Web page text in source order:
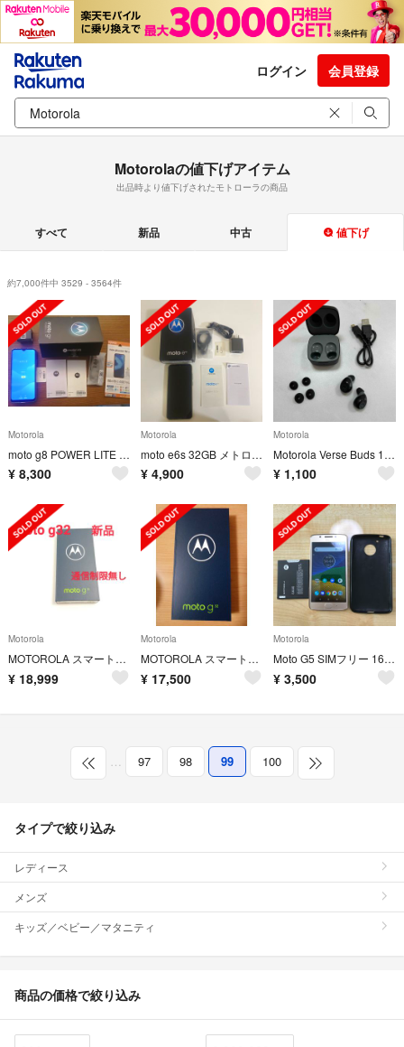
ログイン 会員登録
Motorolaの値下げアイテム
出品時より値下げされたモトローラの商品
すべて 新品 中古 値下げ
約7,000件中 3529 - 3564件
Motorola
moto g8 POWER LITE (SIMフリー)
¥ 8,300
Motorola
moto e6s 32GB メトログレー SIMフリー
¥ 4,900
Motorola
Motorola Verse Buds 100 ワイヤレスイヤホン
¥ 1,100
Motorola
MOTOROLA スマートフォン moto g32 ミネラルグレイ PAUV00
¥ 18,999
Motorola
MOTOROLA スマートフォン moto g32 サテンシルバー PAUV00
¥ 17,500
Motorola
Moto G5 SIMフリー 16GB 【予備バッテリー付】
¥ 3,500
… 97 98 99 100
タイプで絞り込み
レディース
メンズ
キッズ／ベビー／マタニティ
商品の価格で絞り込み